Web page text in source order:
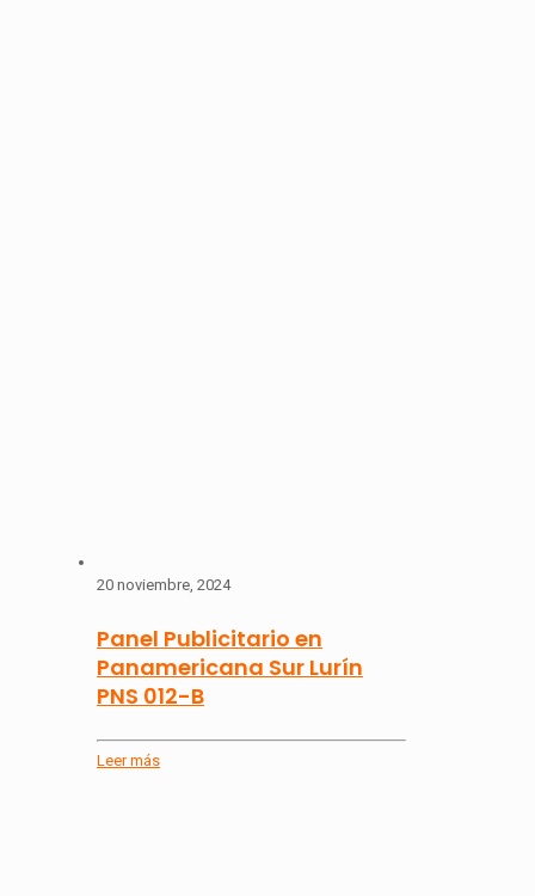
20 noviembre, 2024
Panel Publicitario en
Panamericana Sur Lurín
PNS 012-B
Leer más